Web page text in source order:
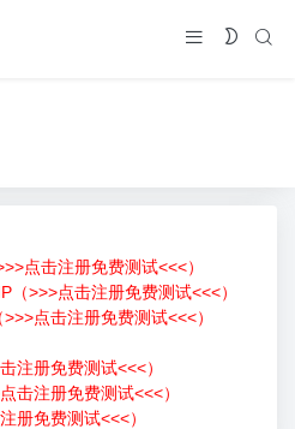
点击注册免费测试<<<）
>>>点击注册免费测试<<<）
点击注册免费测试<<<）
注册免费测试<<<）
击注册免费测试<<<）
册免费测试<<<）